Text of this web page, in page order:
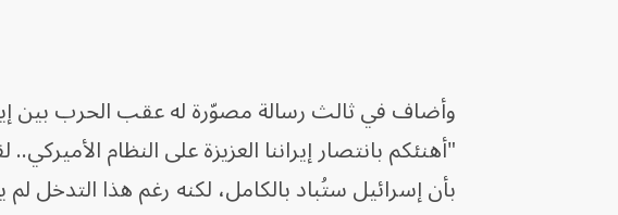
وأضاف في ثالث رسالة مصوّرة له عقب الحرب بين إيران
"أهنئكم بانتصار إيراننا العزيزة على النظام
بأن إسرائيل ستُباد بالكامل، لكنه رغم هذا التدخل